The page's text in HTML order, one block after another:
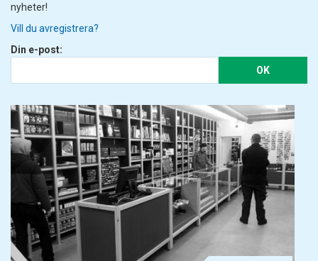
nyheter!
Vill du avregistrera?
Din e-post:
OK